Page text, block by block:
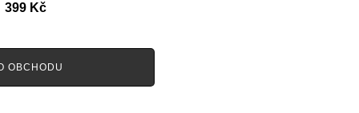
399 Kč
OBCHODU